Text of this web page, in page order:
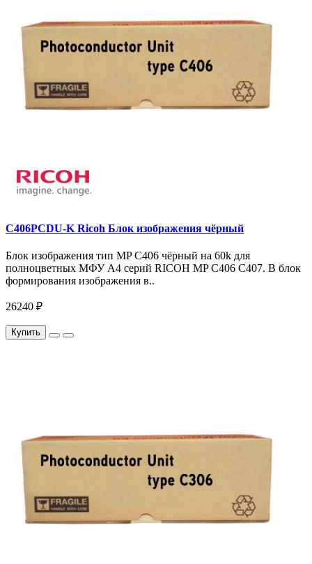
C406PCDU-K Ricoh Блок изображения чёрный
Блок изображения тип MP C406 чёрный на 60k для
полноцветных МФУ A4 серий RICOH MP C406 C407. В блок
формирования изображения в..
26240 ₽
Купить